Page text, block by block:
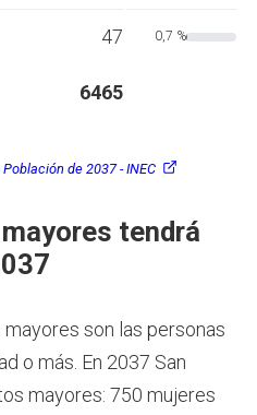
47 0,7 %
6465
de 2037 - INEC
tendrá
mayores son las personas
o más. En 2037 San
mayores: 750 mujeres